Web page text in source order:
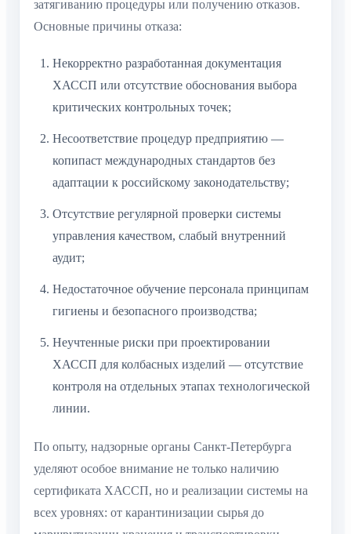
затягиванию процедуры или получению отказов.
Основные причины отказа:
Некорректно разработанная документация
ХАССП или отсутствие обоснования выбора
критических контрольных точек;
Несоответствие процедур предприятию —
копипаст международных стандартов без
адаптации к российскому законодательству;
Отсутствие регулярной проверки системы
управления качеством, слабый внутренний
аудит;
Недостаточное обучение персонала принципам
гигиены и безопасного производства;
Неучтенные риски при проектировании
ХАССП для колбасных изделий — отсутствие
контроля на отдельных этапах технологической
линии.
По опыту, надзорные органы Санкт-Петербурга
уделяют особое внимание не только наличию
сертификата ХАССП, но и реализации системы на
всех уровнях: от карантинизации сырья до